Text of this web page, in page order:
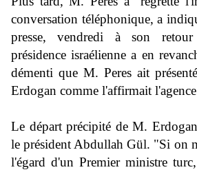
conversation téléphonique, a
presse, vendredi à son
présidence israélienne a en
démenti que M. Peres ait
Erdogan comme l'affirmait
Le départ précipité de M.
le président Abdullah Gül. "Si on
l'égard d'un Premier ministre